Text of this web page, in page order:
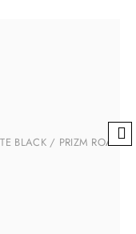
BLACK / PRIZM ROAD